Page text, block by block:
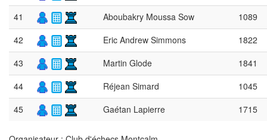
41
Aboubakry Moussa Sow
1089
42
Eric Andrew Simmons
1822
43
Martin Glode
1841
44
Réjean Simard
1045
45
Gaétan Lapierre 1715